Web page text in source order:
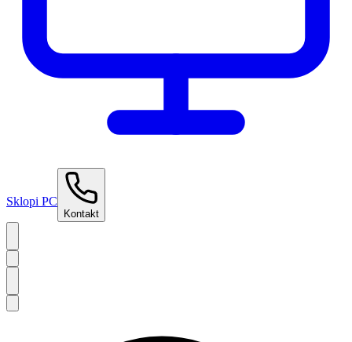
Sklopi PC
Kontakt